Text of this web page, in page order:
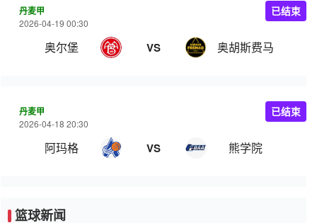
丹麦甲
2026-04-19 00:30
奥尔堡 VS 奥胡斯费马
已结束
丹麦甲
2026-04-18 20:30
阿玛格 VS 熊学院
已结束
篮球新闻